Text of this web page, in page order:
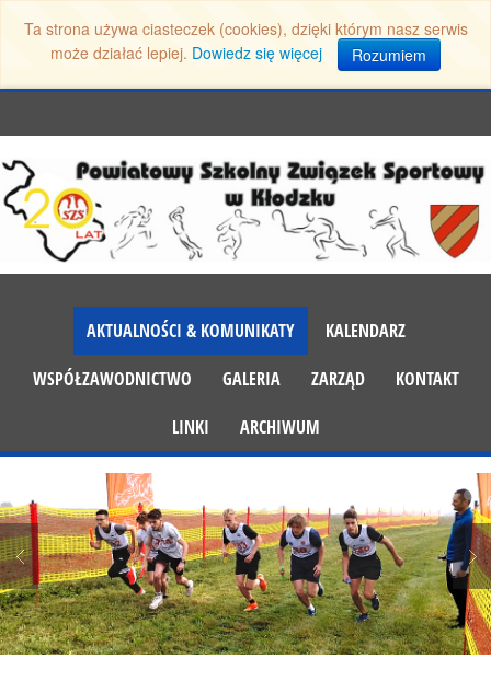
Ta strona używa ciasteczek (cookies), dzięki którym nasz serwis
może działać lepiej. Dowiedz się więcej Rozumiem
AKTUALNOŚCI & KOMUNIKATY
KALENDARZ
WSPÓŁZAWODNICTWO
GALERIA ZARZĄD
KONTAKT
LINKI
ARCHIWUM